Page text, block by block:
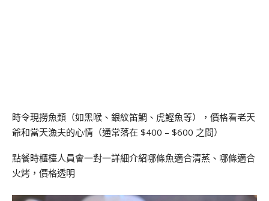
時令現撈魚類（如黑喉、銀紋笛鯛、虎鰹魚等），價格看老天
爺和當天漁夫的心情（通常落在 $400 – $600 之間）
點餐時櫃檯人員會一對一詳細介紹哪條魚適合清蒸、哪條適合
火烤，價格透明